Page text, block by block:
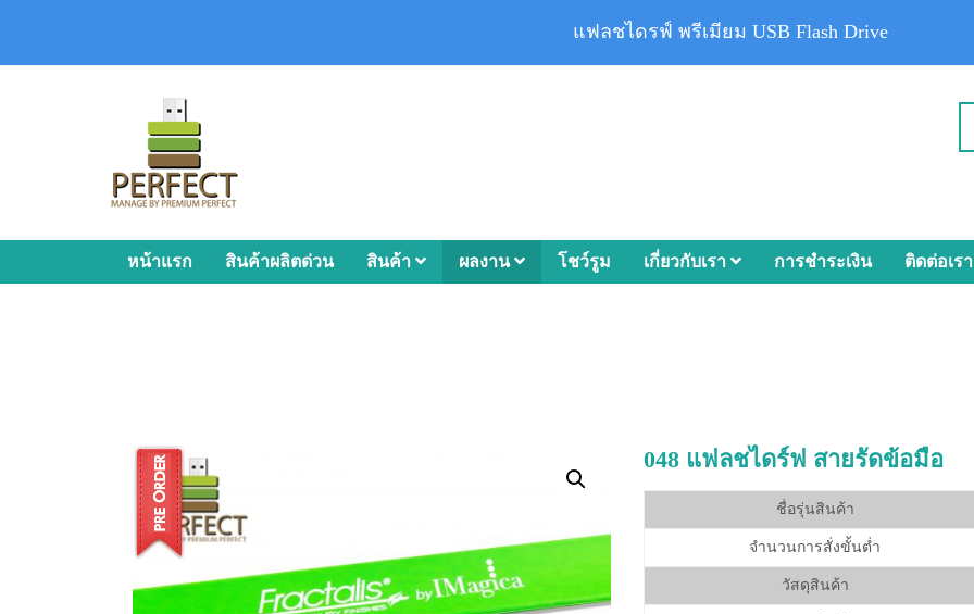
หน้าแรก สินค้าผลิตด่วน สินค้า ผลงาน โชว์รูม เกี่ยวกับเรา การชำระเงิน ติดต่อเรา
048 แฟลชไดร์ฟ สายรัดข้อมือ
ชื่อรุ่นสินค้า
จำนวนการสั่งขั้นต่ำ
วัสดุสินค้า
แฟลชไดรฟ์ พรีเมียม USB Flash Drive